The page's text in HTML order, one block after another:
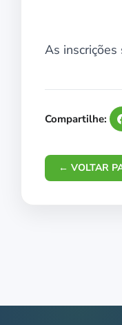
As
Compartilhe:
← VOLTAR